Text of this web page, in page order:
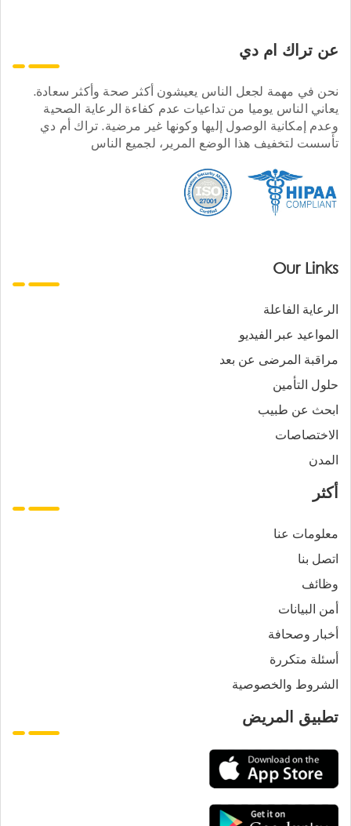
عن تراك ام دي
نحن في مهمة لجعل الناس يعيشون أكثر صحة وأكثر سعادة.
يعاني الناس يوميا من تداعيات عدم كفاءة الرعاية الصحية
وعدم إمكانية الوصول إليها وكونها غير مرضية. تراك أم دي
تأسست لتخفيف هذا الوضع المرير، لجميع الناس
Our Links
الرعاية الفاعلة
المواعيد عبر الفيديو
مراقبة المرضى عن بعد
حلول التأمين
ابحث عن طبيب
الاختصاصات
المدن
أكثر
معلومات عنا
اتصل بنا
وظائف
أمن البيانات
أخبار وصحافة
أسئلة متكررة
الشروط والخصوصية
تطبيق المريض